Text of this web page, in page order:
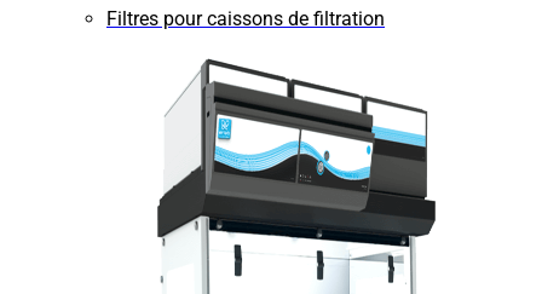
Filtres pour caissons de filtration